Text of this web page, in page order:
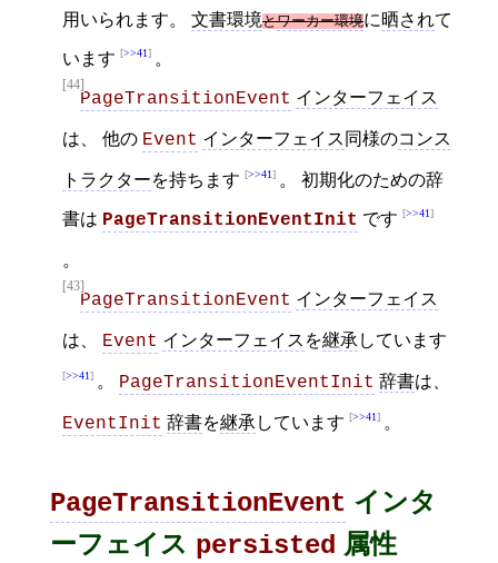
用いられます。 文書環境とワーカー環境に晒されて
います >>41 。
[44]
PageTransitionEvent インターフェイス
は、 他の Event インターフェイス 同様のコンス
トラクターを持ちます >>41 。 初期化のための辞
書は PageTransitionEventInit です >>41
。
[43]
PageTransitionEvent インターフェイス
は、 Event インターフェイス を継承 しています
>>41 。 PageTransitionEventInit 辞書は、
EventInit 辞書を継承 しています >>41 。
PageTransitionEvent インタ
ーフェイス persisted 属性